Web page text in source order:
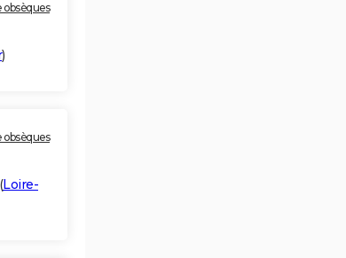
)
(Loire-